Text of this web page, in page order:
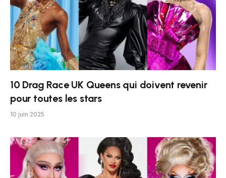
10 Drag Race UK Queens qui doivent revenir
pour toutes les stars
10 juin 2025